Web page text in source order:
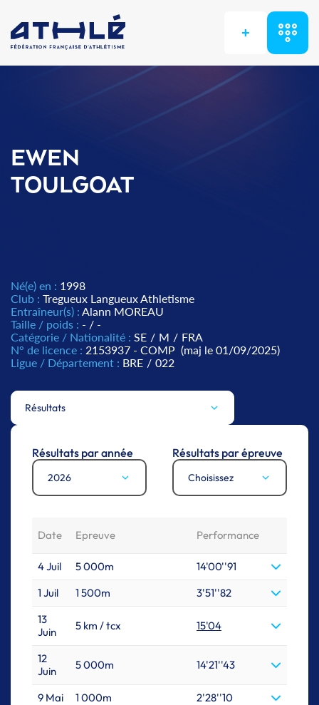
+
EWEN
TOULGOAT
Né(e) en : 1998
Club : Tregueux Langueux Athletisme
Entraîneur(s) : Alann MOREAU
Taille / poids : - / -
Catégorie / Nationalité : SE / M / FRA
N° de licence : 2153937 - COMP (maj le 01/09/2025)
Ligue / Département : BRE / 022
Résultats
Résultats par année
2026
Résultats par épreuve
Choisissez
Date Epreuve Performance
4 Juil 5 000m
14'00''91
1 Juil
1 500m
3'51''82
13
Juin
5 km / tcx 15'04
12
Juin
5 000m 14'21''43
9 Mai 1 000m
2'28''10